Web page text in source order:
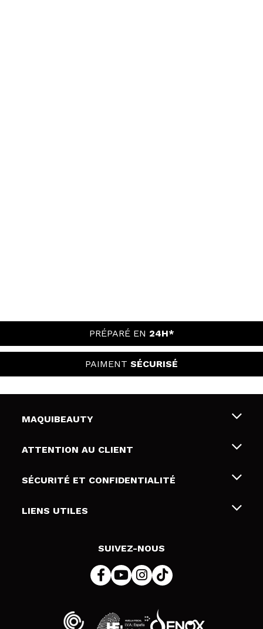
PRÉPARÉ EN 24H*
PAIMENT SÉCURISÉ
MAQUIBEAUTY
Qui sommes nous
Cartes-cadeaux
ATTENTION AU CLIENT
Livraison & retour
Modes de paiement
SÉCURITÉ ET CONFIDENTIALITÉ
Conditions et confidentialité
LIENS UTILES
SUIVEZ-NOUS